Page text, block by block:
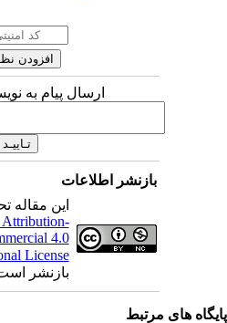
ارسال پیام به
بازنشر اطلاعات
این مقاله
Attribution-
4.0
License
بازنشر است.
های مرتبط